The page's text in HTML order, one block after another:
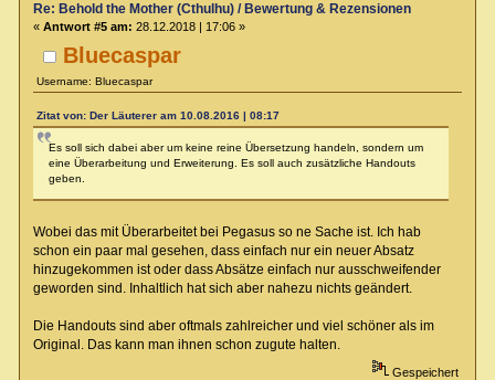
Bluecaspar
Username: Bluecaspar
Re: Behold the Mother (Cthulhu) / Bewertung & Rezensionen
« Antwort #5 am: 28.12.2018 | 17:06 »
Zitat von: Der Läuterer am 10.08.2016 | 08:17
Es soll sich dabei aber um keine reine Übersetzung handeln, sondern um
eine Überarbeitung und Erweiterung. Es soll auch zusätzliche Handouts
geben.
Wobei das mit Überarbeitet bei Pegasus so ne Sache ist. Ich hab
schon ein paar mal gesehen, dass einfach nur ein neuer Absatz
hinzugekommen ist oder dass Absätze einfach nur ausschweifender
geworden sind. Inhaltlich hat sich aber nahezu nichts geändert.
Die Handouts sind aber oftmals zahlreicher und viel schöner als im
Original. Das kann man ihnen schon zugute halten.
Gespeichert